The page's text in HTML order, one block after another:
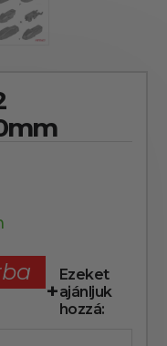
Ezeket
ajánljuk
hozzá: